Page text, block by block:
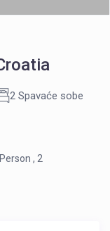
2 Spavaće sobe
, 2